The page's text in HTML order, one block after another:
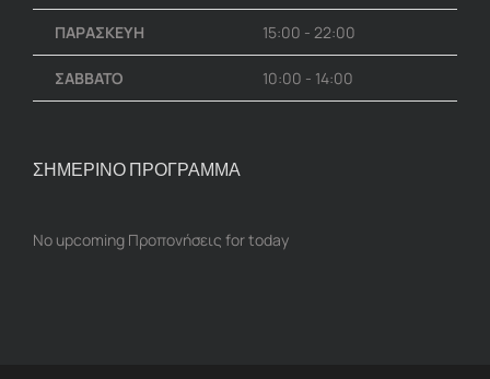
ΠΑΡΑΣΚΕΥΗ 15:00 - 22:00
ΣΑΒΒΑΤΟ 10:00 - 14:00
ΣΗΜΕΡΙΝΟ ΠΡΟΓΡΑΜΜΑ
No upcoming Προπονήσεις for today